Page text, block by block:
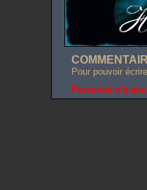
Pour pouvoir
Personne n'a